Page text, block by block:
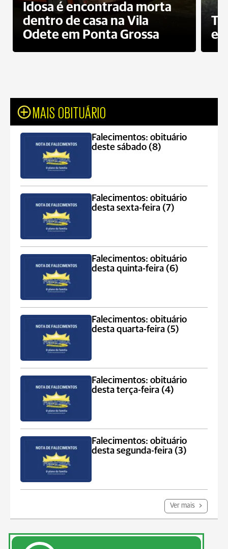
Idosa é encontrada morta
dentro de casa na Vila
Odete em Ponta Grossa
e
MAIS OBITUÁRIO
Falecimentos: obituário
deste sábado (8)
Falecimentos: obituário
desta sexta-feira (7)
Falecimentos: obituário
desta quinta-feira (6)
Falecimentos: obituário
desta quarta-feira (5)
Falecimentos: obituário
desta terça-feira (4)
Falecimentos: obituário
desta segunda-feira (3)
Ver mais